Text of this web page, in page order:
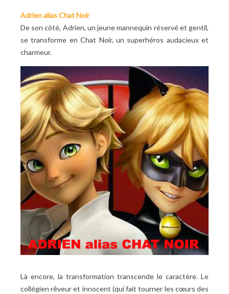
Adrien alias Chat Noir
De son côté, Adrien, un jeune mannequin réservéet gentil,
se transforme en Chat Noir, un superhéros audacieux et
charmeur.
Là encore, la transformation transcende le caractère. Le
collégien rêveur et innocent (qui fait tourner les cœurs des